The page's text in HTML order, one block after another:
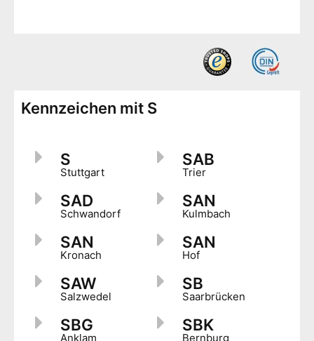
Kennzeichen mit S
S
Stuttgart
SAB
Trier
SAD
Schwandorf
SAN
Kulmbach
SAN
Kronach
SAN
Hof
SAW
Salzwedel
SB
Saarbrücken
SBG
Anklam
SBK
Bernburg